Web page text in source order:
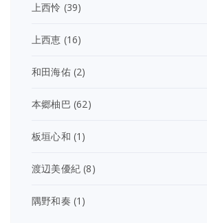
上西怜 (39)
上西恵 (16)
和田海佑(2)
本郷柚巴 (62)
板垣心和 (1)
渡辺美優紀 (8)
隅野和奏 (1)